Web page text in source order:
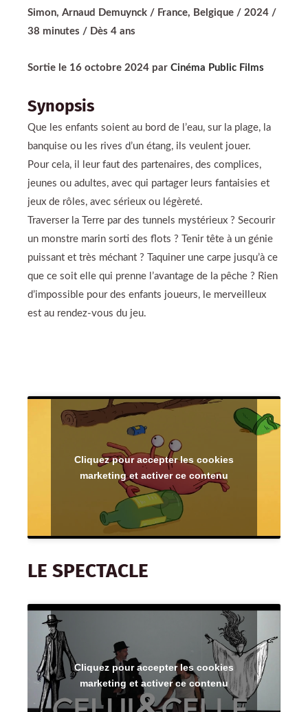
Simon, Arnaud Demuynck / France, Belgique / 2024 /
38 minutes / Dès 4 ans
Sortie le 16 octobre 2024 par Cinéma Public Films
Synopsis
Que les enfants soient au bord de l’eau, sur la plage, la
banquise ou les rives d’un étang, ils veulent jouer.
Pour cela, il leur faut des partenaires, des complices,
jeunes ou adultes, avec qui partager leurs fantaisies et
jeux de rôles, avec sérieux ou légèreté.
Traverser la Terre par des tunnels mystérieux ? Secourir
un monstre marin sorti des flots ? Tenir tête à un génie
puissant et très méchant ? Taquiner une carpe jusqu’à ce
que ce soit elle qui prenne l’avantage de la pêche ? Rien
d’impossible pour des enfants joueurs, le merveilleux
est au rendez-vous du jeu.
Cliquez pour accepter les cookies
marketing et activer ce contenu
LE SPECTACLE
Cliquez pour accepter les cookies
marketing et activer ce contenu